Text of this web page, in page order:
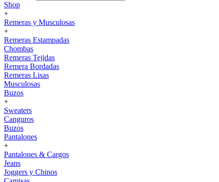
Shop
+
Remeras y Musculosas
+
Remeras Estampadas
Chombas
Remeras Tejidas
Remera Bordadas
Remeras Lisas
Musculosas
Buzos
+
Sweaters
Canguros
Buzos
Pantalones
+
Pantalones & Cargos
Jeans
Joggers y Chinos